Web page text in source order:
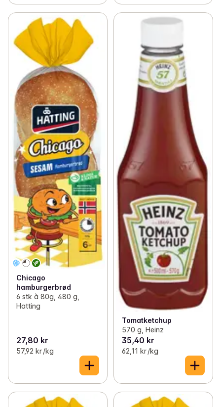
Chicago
hamburgerbrød
6 stk à 80g, 480 g,
Hatting
27,80 kr
57,92 kr /kg
Tomatketchup
570 g, Heinz
35,40 kr
62,11 kr /kg